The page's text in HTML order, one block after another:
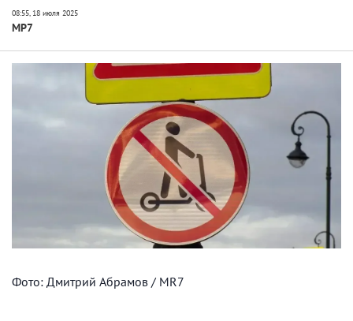
МР7
Фото: Дмитрий Абрамов / MR7